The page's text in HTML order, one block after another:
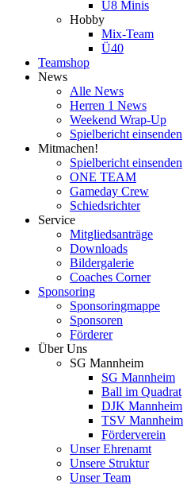
U8 Minis
Hobby
Mix-Team
Ü40
Teamshop
News
Alle News
Herren 1 News
Weekend Wrap-Up
Spielbericht einsenden
Mitmachen!
Spielbericht einsenden
ONE TEAM
Gameday Crew
Schiedsrichter
Service
Mitgliedsanträge
Downloads
Bildergalerie
Coaches Corner
Sponsoring
Sponsoringmappe
Sponsoren
Förderer
Über Uns
SG Mannheim
SG Mannheim
Ball im Quadrat
DJK Mannheim
TSV Mannheim
Förderverein
Unser Ehrenamt
Unsere Struktur
Unser Team